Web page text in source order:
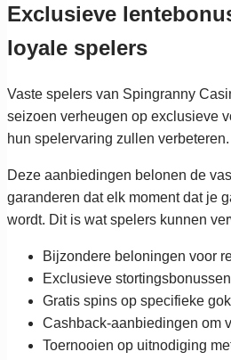
Exclusieve
loyale spelers
Vaste spelers van Spingranny
seizoen verheugen op exclusieve
hun spelervaring zullen verbeteren.
Deze aanbiedingen belonen de
garanderen dat elk moment dat je
wordt. Dit is wat spelers kunnen
Bijzondere beloningen voor
Exclusieve
Gratis spins op specifieke
Cashback-aanbiedingen om
Toernooien op uitnodiging